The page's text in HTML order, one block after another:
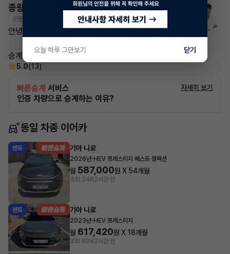
종왕현 매니저
전문교육수료 자격인증완료
안녕하세요~ 이어카 종왕현 매니저입니다.
승계하시면서 불편한점 없도록 깔끔하게 진행드리겠습니다!
5.0(13)
빠른승계 서비스
인증 차량으로 승계하는 이유?
자세히 보기
동일 차종 이어카
렌트 기아 니로
2026년· HEV 프레스티지 베스트 셀렉션
월 587,000원 X 54개월
조회 2482시간 전
렌트 기아 니로
2023년· HEV 프레스티지
월 617,420원 X 18개월
조회 6042시간 전
오늘 하루 그만보기 닫기